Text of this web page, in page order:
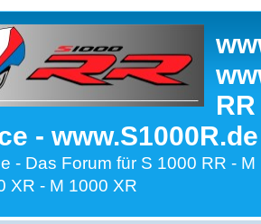
-
- Das Forum für S 1000 RR -
XR - M 1000 XR